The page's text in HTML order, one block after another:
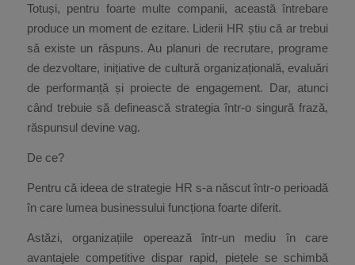
Totuși, pentru foarte multe companii, această întrebare
produce un moment de ezitare. Liderii HR știu că ar trebui
să existe un răspuns. Au planuri de recrutare, programe
de dezvoltare, inițiative de cultură organizațională, evaluări
de performanță și proiecte de engagement. Dar, atunci
când trebuie să definească strategia într-o singură frază,
răspunsul devine vag.
De ce?
Pentru că ideea de strategie HR s-a născut într-o perioadă
în care lumea businessului funcționa foarte diferit.
Astăzi, organizațiile operează într-un mediu în care
avantajele competitive dispar rapid, piețele se schimbă